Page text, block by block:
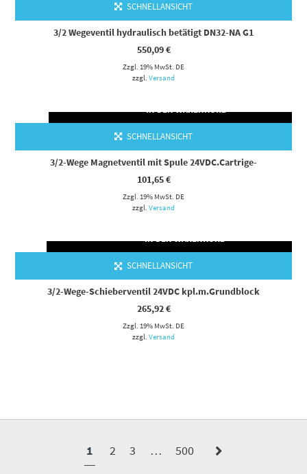
SCHNELLANSICHT
3/2 Wegeventil hydraulisch betätigt DN32-NA G1
550,09€
Zzgl. 19% MwSt. DE
zzgl. Versand
SCHNELLANSICHT
3/2-Wege Magnetventil mit Spule 24VDC.Cartrige-
101,65€
Zzgl. 19% MwSt. DE
zzgl. Versand
IN DEN WARENKORB
SCHNELLANSICHT
3/2-Wege-Schieberventil 24VDC kpl.m.Grundblock
265,92€
Zzgl. 19% MwSt. DE
zzgl. Versand
1 2 3 … 500